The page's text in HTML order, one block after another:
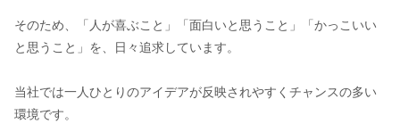
そのため、「人が喜ぶこと」「面白いと思うこと」「かっこいい
と思うこと」を、日々追求しています。
当社では一人ひとりのアイデアが反映されやすくチャンスの多い
環境です。